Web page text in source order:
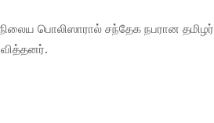
பொலிஸாரால் சந்தேக நபரான தமிழர்